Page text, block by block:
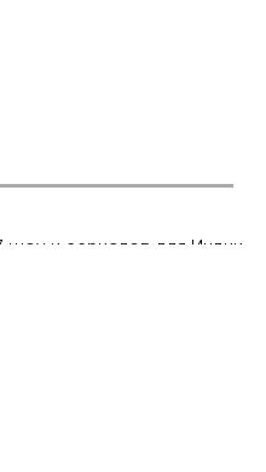
и сериалов для Индии,